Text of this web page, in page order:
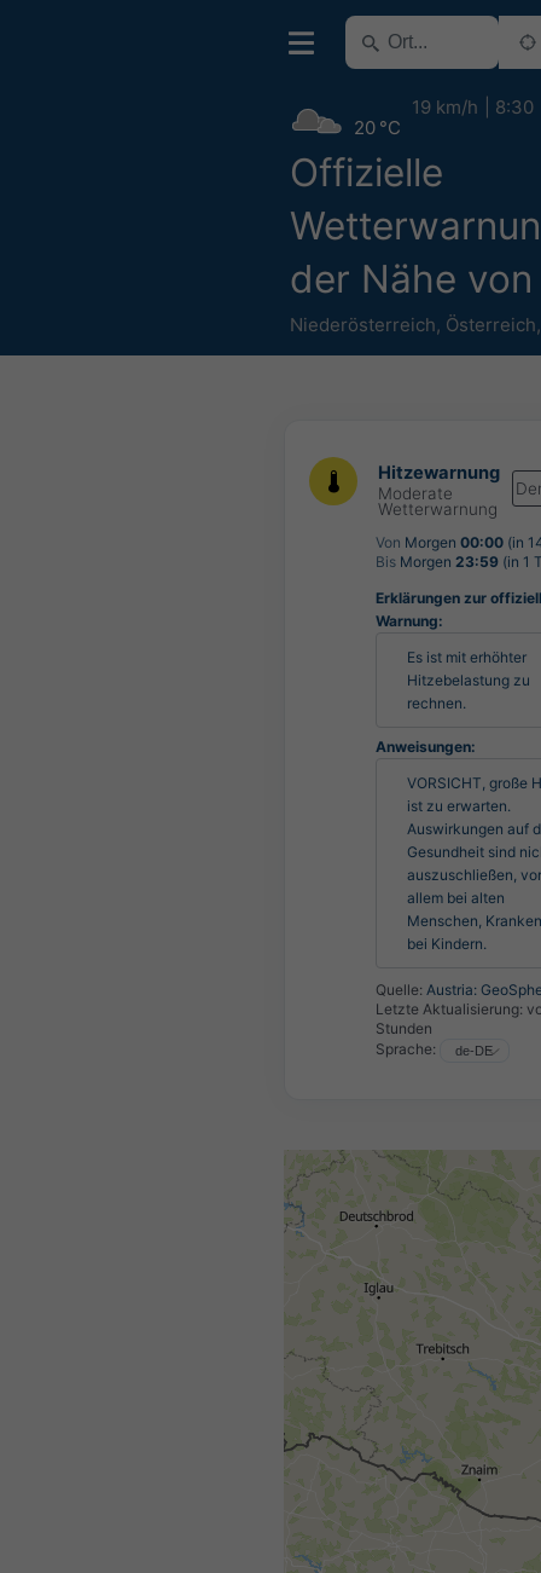
Offizielle
der Nähe von
Niederösterreich, Österreich
20 °C
19 km/h 8:30
Hitzewarnung
Moderate
Wetterwarnung
Von Morgen 00:00 (in
Bis Morgen 23:59 (in 1
Erklärungen zur
Warnung:
Es ist mit erhöhter
Hitzebelastung zu
rechnen.
Anweisungen:
VORSICHT, große
ist zu erwarten.
Auswirkungen auf
Gesundheit sind
auszuschließen, vor
allem bei alten
Menschen,
bei Kindern.
Quelle: Austria:
Letzte Aktualisierung:
Stunden
Sprache: